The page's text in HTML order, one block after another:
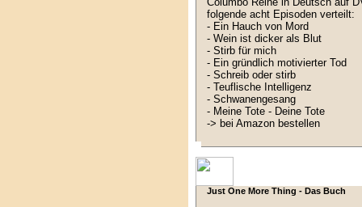
folgende acht Episoden verteilt:
- Ein Hauch von Mord
- Wein ist dicker als Blut
- Stirb für mich
- Ein gründlich motivierter Tod
- Schreib oder stirb
- Teuflische Intelligenz
- Schwanengesang
- Meine Tote - Deine Tote
-> bei Amazon bestellen
Just One More Thing - Das Buch